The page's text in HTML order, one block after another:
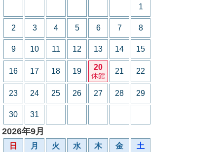
1
2 3 4 5 6 7 8
9 10 11 12 13 14 15
16 17 18 19 20
休館
21 22
23 24 25 26 27 28 29
30 31
2026年9月
日 月 火 水 木 金 土